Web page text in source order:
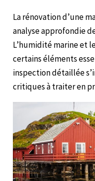
La rénovation d’une
analyse approfondie
L’humidité marine et
certains éléments
inspection détaillée
critiques à traiter en